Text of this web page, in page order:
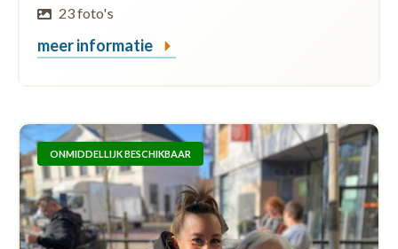
23 foto's
meer informatie
ONMIDDELLIJK BESCHIKBAAR